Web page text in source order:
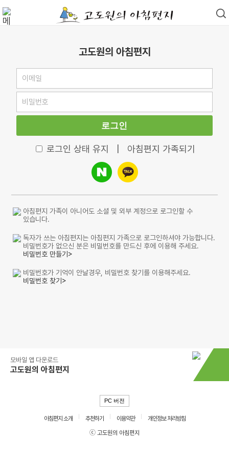
고도원의 아침편지
로그인
로그인 상태 유지 아침편지 가족되기
아침편지 가족이 아니어도 소셜 및 외부 계정으로 로그인할 수
있습니다.
독자가 쓰는 아침편지는 아침편지 가족으로 로그인하셔야 가능합니다.
비밀번호가 없으신 분은 비밀번호를 만드신 후에 이용해 주세요.
비밀번호 만들기>
비밀번호가 기억이 안날경우, 비밀번호 찾기를 이용해주세요.
비밀번호 찾기>
모바일 앱 다운로드
고도원의 아침편지
PC 버전
아침편지 소개 추천하기 이용약관
개인정보 처리방침
ⓒ 고도원의 아침편지